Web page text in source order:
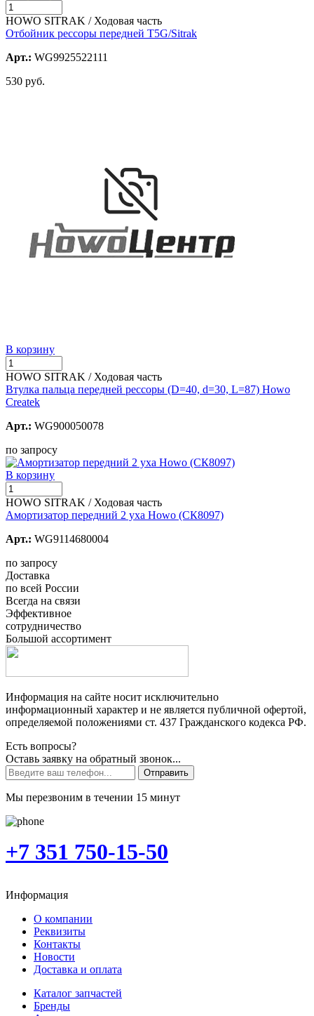
HOWO SITRAK / Ходовая часть
Отбойник рессоры передней T5G/Sitrak
Арт.: WG9925522111
530 руб.
В корзину
HOWO SITRAK / Ходовая часть
Втулка пальца передней рессоры (D=40, d=30, L=87) Howo
Createk
Арт.: WG900050078
по запросу
В корзину
HOWO SITRAK / Ходовая часть
Амортизатор передний 2 уха Howo (СК8097)
Арт.: WG9114680004
по запросу
Доставка
по всей России
Всегда на связи
Эффективное
сотрудничество
Большой ассортимент
Информация на сайте носит исключительно
информационный характер и не является публичной офертой,
определяемой положениями ст. 437 Гражданского кодекса РФ.
Есть вопросы?
Оставь заявку на обратный звонок...
Отправить
Мы перезвоним в течении 15 минут
+7 351 750-15-50
Информация
О компании
Реквизиты
Контакты
Новости
Доставка и оплата
Каталог запчастей
Бренды